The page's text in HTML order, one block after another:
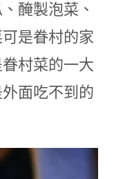
醃製泡菜、
是眷村的家
村菜的一大
面吃不到的